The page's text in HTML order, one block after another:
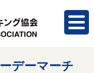
デーマーチ